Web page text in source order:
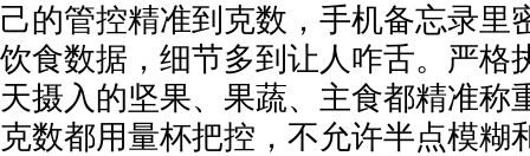
己的管控精准到克数，手机备忘录里
饮食数据，细节多到让人咋舌。严格
天摄入的坚果、果蔬、主食都精准称
克数都用量杯把控，不允许半点模糊